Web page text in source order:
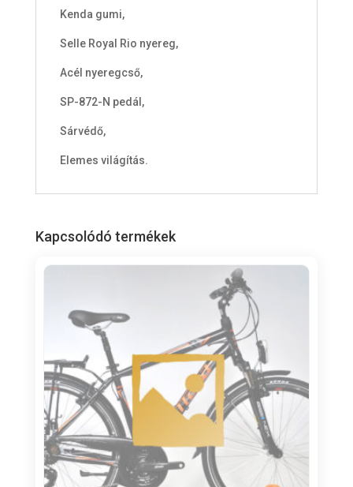
Kenda gumi,
Selle Royal Rio nyereg,
Acél nyeregcső,
SP-872-N pedál,
Sárvédő,
Elemes világítás.
Kapcsolódó termékek